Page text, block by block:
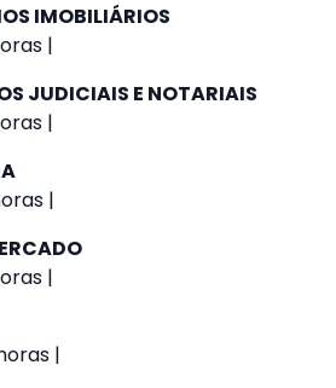
IMOBILIÁRIOS
|
JUDICIAIS E NOTARIAIS
|
|
|
|